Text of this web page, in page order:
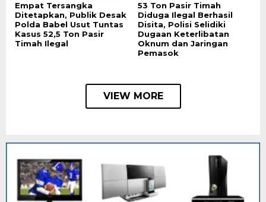
Empat Tersangka
Ditetapkan, Publik Desak
Polda Babel Usut Tuntas
Kasus 52,5 Ton Pasir
Timah Ilegal
53 Ton Pasir Timah
Diduga Ilegal Berhasil
Disita, Polisi Selidiki
Dugaan Keterlibatan
Oknum dan Jaringan
Pemasok
VIEW MORE